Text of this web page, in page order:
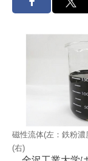
磁性流体(左：鉄粉
(右)